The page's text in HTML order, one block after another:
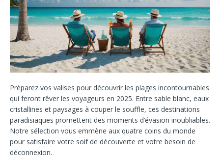
Préparez vos valises pour découvrir les plages incontournables
qui feront rêver les voyageurs en 2025. Entre sable blanc, eaux
cristallines et paysages à couper le souffle, ces destinations
paradisiaques promettent des moments d’évasion inoubliables.
Notre sélection vous emmène aux quatre coins du monde
pour satisfaire votre soif de découverte et votre besoin de
déconnexion.